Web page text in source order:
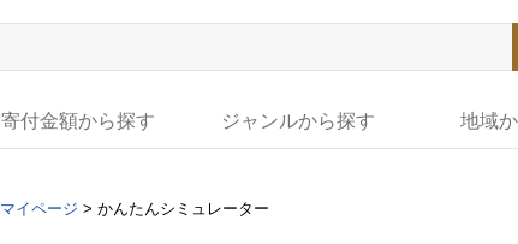
寄付金額から探す ジャンルから探す 地域
マイページ > かんたんシミュレーター